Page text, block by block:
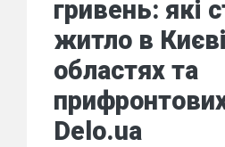
гривень: які
житло в
областях та
Delo.ua